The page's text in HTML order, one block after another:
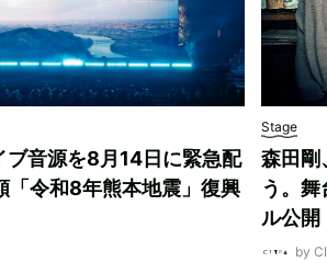
ブ音源を8月14日に緊急配
「令和8年熊本地震」復興
Stage
森田剛
う。
ル公開
by